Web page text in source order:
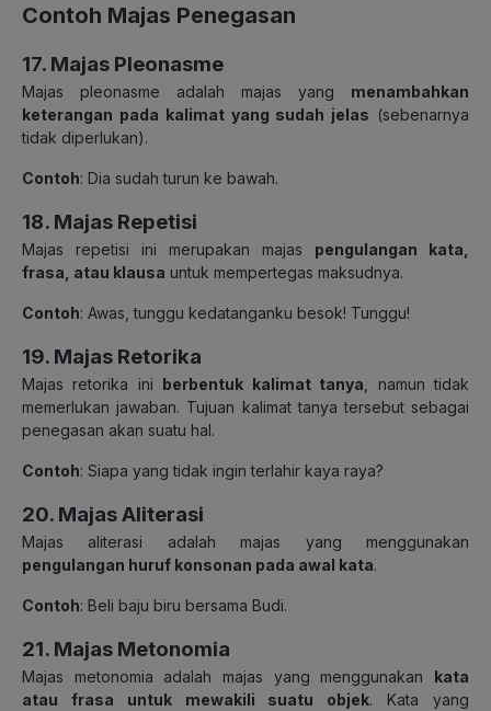
Contoh Majas Penegasan
17. Majas Pleonasme
Majas pleonasme adalah majas yang menambahkan
keterangan pada kalimat yang sudah jelas (sebenarnya
tidak diperlukan).
Contoh: Dia sudah turun ke bawah.
18. Majas Repetisi
Majas repetisi ini merupakan majas pengulangan kata,
frasa, atau klausa untuk mempertegas maksudnya.
Contoh: Awas, tunggu kedatanganku besok! Tunggu!
19. Majas Retorika
Majas retorika ini berbentuk kalimat tanya , namun tidak
memerlukan jawaban. Tujuan kalimat tanya tersebut sebagai
penegasan akan suatu hal.
Contoh: Siapa yang tidak ingin terlahir kaya raya?
20. Majas Aliterasi
Majas aliterasi adalah majas yang menggunakan
pengulangan huruf konsonan pada awal kata.
Contoh: Beli baju biru bersama Budi.
21. Majas Metonomia
Majas metonomia adalah majas yang menggunakan kata
atau frasa untuk mewakili suatu objek. Kata yang